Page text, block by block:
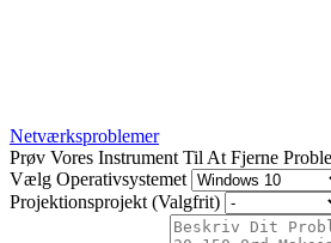
Netværksproblemer
Prøv Vores Instrument Til At Fjerne
Vælg Operativsystemet
Projektionsprojekt (Valgfrit)